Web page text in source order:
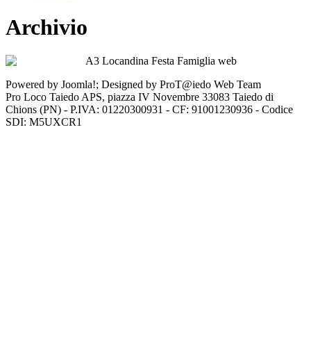
Archivio
Powered by Joomla!; Designed by ProT@iedo Web Team
Pro Loco Taiedo APS, piazza IV Novembre 33083 Taiedo di
Chions (PN) - P.IVA: 01220300931 - CF: 91001230936 - Codice
SDI: M5UXCR1